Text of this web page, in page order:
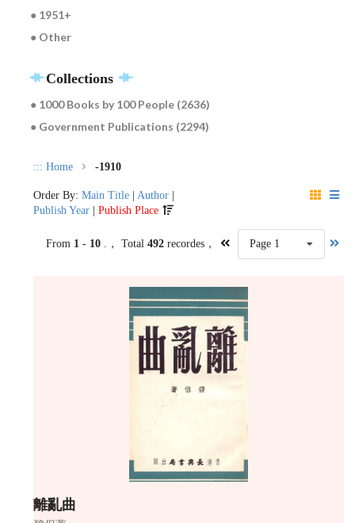
● 1951+
● Other
Collections
● 1000 Books by 100 People (2636)
● Government Publications (2294)
::: Home -1910
Order By: Main Title Author
Publish Year
Publish Place
From 1 - 10 .， Total 492recordes， Page 1
離亂曲